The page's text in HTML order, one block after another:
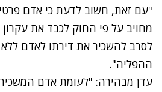
"עם זאת, חשוב לדעת כי אדם
מחויב על פי החוק לכבד את עקרון
לסרב להשכיר את דירתו לאדם ללא
ההפליה".
עדן מבהירה: "לעומת אדם המשכיר